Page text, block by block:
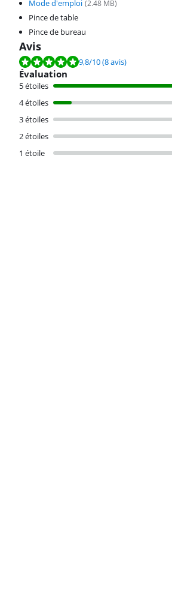
Mode d'emploi (2.48 MB)
Pince de table
Pince de bureau
Avis
La note est de 9,8 sur 10, basée sur 8 avis.
9,8/10(8 avis)
Évaluation
5 étoiles
4 étoiles
3 étoiles
2 étoiles
1 étoile